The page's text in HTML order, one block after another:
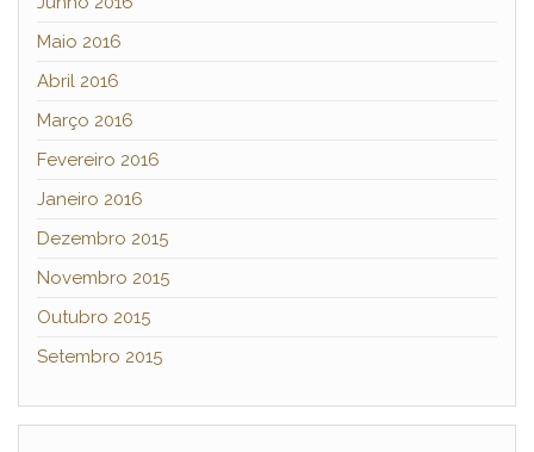
Maio 2016
Abril 2016
Março 2016
Fevereiro 2016
Janeiro 2016
Dezembro 2015
Novembro 2015
Outubro 2015
Setembro 2015